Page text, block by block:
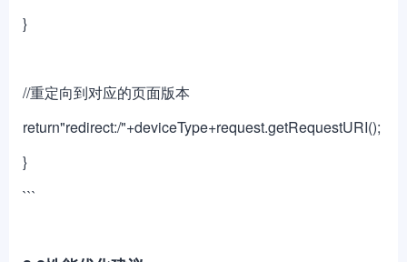
}
//重定向到对应的页面版本
return"redirect:/"+deviceType+request.getRequestURI();
}
```